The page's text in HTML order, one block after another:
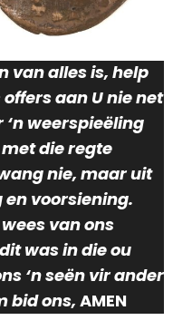
van alles is, help
aan U nie net
weerspieëling
die regte
nie, maar uit
en voorsiening.
van ons
was in die ou
‘n seën vir ander
bid ons,AMEN